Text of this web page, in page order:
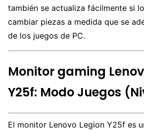
también se actualiza fácilmente si
cambiar piezas a medida que se
de los juegos de PC.
Monitor gaming
Y25f: Modo Juegos
El monitor Lenovo Legion Y25f es